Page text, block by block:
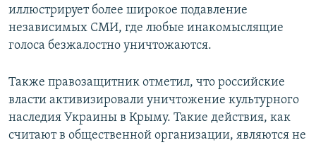
иллюстрирует более широкое подавление
независимых СМИ, где любые инакомыслящие
голоса безжалостно уничтожаются.
Также правозащитник отметил, что российские
власти активизировали уничтожение культурного
наследия Украины в Крыму. Такие действия, как
считают в общественной организации, являются не